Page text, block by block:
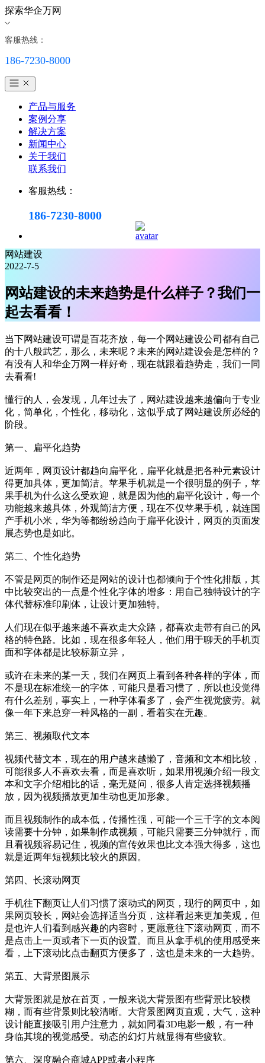
探索华企万网
客服热线：
186-7230-8000
产品与服务
案例分享
解决方案
新闻中心
关于我们
联系我们
客服热线：
186-7230-8000
网站建设
2022-7-5
网站建设的未来趋势是什么样子？我们一
起去看看！
当下网站建设可谓是百花齐放，每一个网站建设公司都有自己
的十八般武艺，那么，未来呢？未来的网站建设会是怎样的？
有没有人和华企万网一样好奇，现在就跟着趋势走，我们一同
去看看!
懂行的人，会发现，几年过去了，网站建设越来越偏向于专业
化，简单化，个性化，移动化，这似乎成了网站建设所必经的
阶段。
第一、扁平化趋势
近两年，网页设计都趋向扁平化，扁平化就是把各种元素设计
得更加具体，更加简洁。苹果手机就是一个很明显的例子，苹
果手机为什么这么受欢迎，就是因为他的扁平化设计，每一个
功能越来越具体，外观简洁方便，现在不仅苹果手机，就连国
产手机小米，华为等都纷纷趋向于扁平化设计，网页的页面发
展态势也是如此。
第二、个性化趋势
不管是网页的制作还是网站的设计也都倾向于个性化排版，其
中比较突出的一点是个性化字体的增多：用自己独特设计的字
体代替标准印刷体，让设计更加独特。
人们现在似乎越来越不喜欢走大众路，都喜欢走带有自己的风
格的特色路。比如，现在很多年轻人，他们用于聊天的手机页
面和字体都是比较标新立异，
或许在未来的某一天，我们在网页上看到各种各样的字体，而
不是现在标准统一的字体，可能只是看习惯了，所以也没觉得
有什么差别，事实上，一种字体看多了，会产生视觉疲劳。就
像一年下来总穿一种风格的一副，看着实在无趣。
第三、视频取代文本
视频代替文本，现在的用户越来越懒了，音频和文本相比较，
可能很多人不喜欢去看，而是喜欢听，如果用视频介绍一段文
本和文字介绍相比的话，毫无疑问，很多人肯定选择视频播
放，因为视频播放更加生动也更加形象。
而且视频制作的成本低，传播性强，可能一个三千字的文本阅
读需要十分钟，如果制作成视频，可能只需要三分钟就行，而
且看视频容易记住，视频的宣传效果也比文本强大得多，这也
就是近两年短视频比较火的原因。
第四、长滚动网页
手机往下翻页让人们习惯了滚动式的网页，现行的网页中，如
果网页较长，网站会选择适当分页，这样看起来更加美观，但
是也许人们看到感兴趣的内容时，更愿意往下滚动网页，而不
是点击上一页或者下一页的设置。而且从拿手机的使用感受来
看，上下滚动比点击翻页方便多了，这也是未来的一大趋势。
第五、大背景图展示
大背景图就是放在首页，一般来说大背景图有些背景比较模
糊，而有些背景则比较清晰。大背景图网页直观，大气，这种
设计能直接吸引用户注意力，就如同看3D电影一般，有一种
身临其境的视觉感受。动态的幻灯片就显得有些疲软。
第六、深度融合商城APP或者小程序